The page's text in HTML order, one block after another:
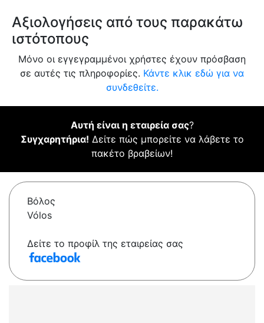
Αξιολογήσεις από τους παρακάτω
ιστότοπους
Μόνο οι εγγεγραμμένοι χρήστες έχουν πρόσβαση
σε αυτές τις πληροφορίες. Κάντε κλικ εδώ για να
συνδεθείτε.
Αυτή είναι η εταιρεία σας?
Συγχαρητήρια! Δείτε πώς μπορείτε να λάβετε το
πακέτο βραβείων!
Βόλος
Vólos
Δείτε το προφίλ της εταιρείας σας